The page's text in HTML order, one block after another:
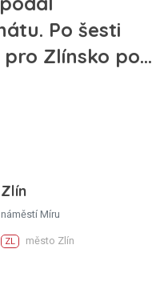
Zlín
náměstí Míru
ZL město Zlín